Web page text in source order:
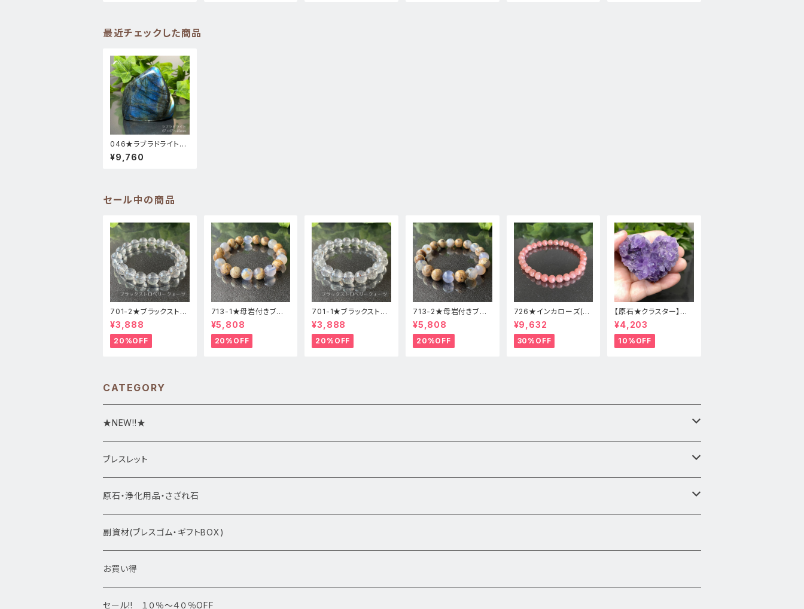
最近チェックした商品
046★ラブラドライト
【極上シラー】天然石パ
ワーストーン風水インテ
¥9,760
セール中の商品
701-2★ブラックストロ
ベリークォーツ【高品
質】天然石ブレスレッパ
ワーストーン
¥3,888
20%OFF
713-1★母岩付きブル
ーカルセドニー【高品
質】天然石ブレスレット
パワーストーン
¥5,808
20%OFF
701-1★ブラックストロ
ベリークォーツ【高品
質】天然石ブレスレッパ
ワーストーン
¥3,888
20%OFF
713-2★母岩付きブル
ーカルセドニー【高品
質】天然石ブレスレット
パワーストーン
¥5,808
20%OFF
726★インカローズ(ロ
ードクロサイト)★天然
石ブレスレット新品
¥9,632
30%OFF
【原石★クラスター】アメ
ジスト★ハート形★cp-
071天然石パワーストー
ン★インテリア置物
¥4,203
10%OFF
CATEGORY
★NEW!!★
★新入荷1/28~
ブレスレット
ブレスレット1点物
アマビエシリーズ
デザインブレス
高級・高品質ブレスレット
原石・浄化用品・さざれ石
浄化さざれ石
ポイント・タワー・タンブル
スフィア 丸玉
副資材(ブレスゴム・ギフトBOX)
お買い得
セール!! １０％～４０％OFF